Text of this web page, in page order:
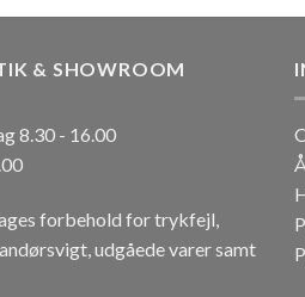
& SHOWROOM
8.30 - 16.00
forbehold for trykfejl,
udgåede varer samt